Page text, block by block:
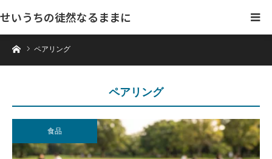
せいうちの徒然なるままに
ホームペアリング
ペアリング
食品